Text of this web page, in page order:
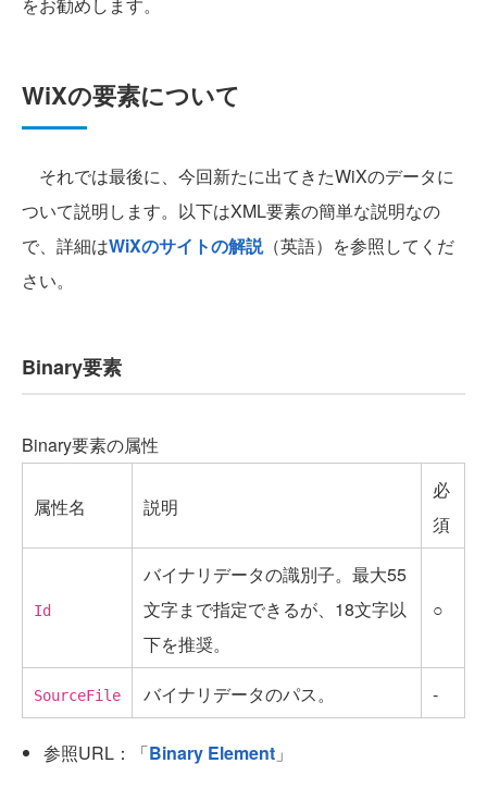
WiXの要素について
それでは最後に、今回新たに出てきたWiXのデータに
ついて説明します。以下はXML要素の簡単な説明なの
で、詳細はWiXのサイトの解説（英語）を参照してくだ
さい。
Binary要素
Binary要素の属性
属性名 説明
必
須
Id
バイナリデータの識別子。最大55
文字まで指定できるが、18文字以
下を推奨。
○
SourceFile バイナリデータのパス。 -
参照URL：「Binary Element 」